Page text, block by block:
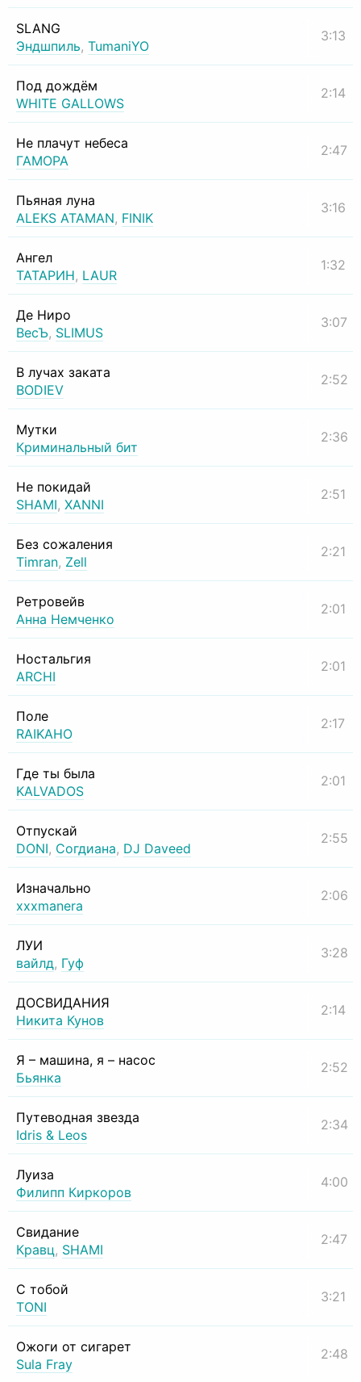
SLANG
Эндшпиль, TumaniYO
3:13
Под дождём
WHITE GALLOWS
2:14
Не плачут небеса
ГАМОРА
2:47
Пьяная луна
ALEKS ATAMAN, FINIK
3:16
Ангел
ТАТАРИН, LAUR
1:32
Де Ниро
ВесЪ, SLIMUS
3:07
В лучах заката
BODIEV
2:52
Мутки
Криминальный бит
2:36
Не покидай
SHAMI, XANNI
2:51
Без сожаления
Timran, Zell
2:21
Ретровейв
Анна Немченко
2:01
Ностальгия
ARCHI
2:01
Поле
RAIKAHO
2:17
Где ты была
KALVADOS
2:01
Отпускай
DONI, Согдиана, DJ Daveed
2:55
Изначально
xxxmanera
2:06
ЛУИ
вайлд, Гуф
3:28
ДОСВИДАНИЯ
Никита Кунов
2:14
Я – машина, я – насос
Бьянка
2:52
Путеводная звезда
Idris & Leos
2:34
Луиза
Филипп Киркоров
4:00
Свидание
Кравц, SHAMI
2:47
С тобой
TONI
3:21
Ожоги от сигарет
Sula Fray
2:48